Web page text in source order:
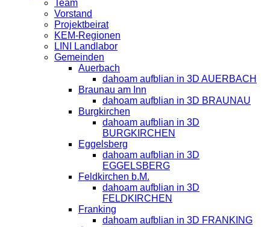
Team
Vorstand
Projektbeirat
KEM-Regionen
LINI Landlabor
Gemeinden
Auerbach
dahoam aufblian in 3D AUERBACH
Braunau am Inn
dahoam aufblian in 3D BRAUNAU
Burgkirchen
dahoam aufblian in 3D
BURGKIRCHEN
Eggelsberg
dahoam aufblian in 3D
EGGELSBERG
Feldkirchen b.M.
dahoam aufblian in 3D
FELDKIRCHEN
Franking
dahoam aufblian in 3D FRANKING